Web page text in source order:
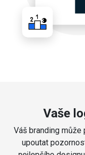
Vaše
Váš branding
upoutat